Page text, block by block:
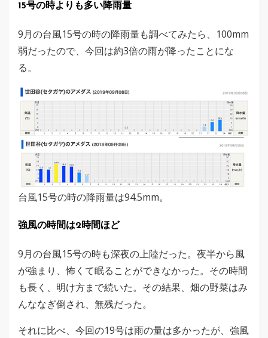
15号の時よりも多い降雨量
9月の台風15号の時の降雨量も調べてみたら、100mm
弱だったので、今回は約3倍の雨が降ったことにな
る。
台風15号の時の降雨量は94.5mm。
強風の時間は2時間ほど
9月の台風15号の時も深夜の上陸だった。夜半から風
が強まり、怖くて眠ることができなかった。その時間
も長く、明け方まで続いた。その結果、畑の野菜はみ
んななぎ倒され、無残だった。
それに比べ、今回の19号は雨の量は多かったが、強風